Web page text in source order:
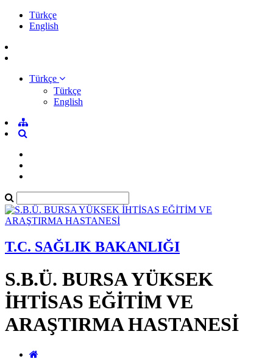
Türkçe
English
Türkçe
Türkçe
English
T.C. SAĞLIK BAKANLIĞI
S.B.Ü. BURSA YÜKSEK
İHTİSAS EĞİTİM VE
ARAŞTIRMA HASTANESİ